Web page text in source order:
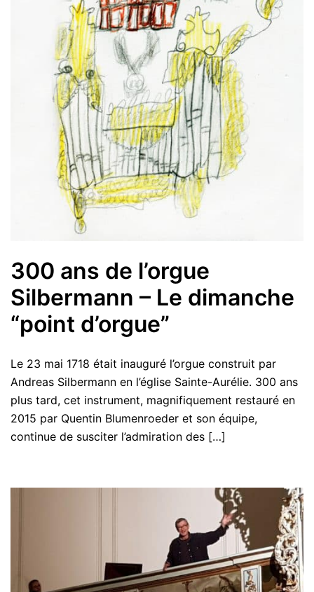
300 ans de l’orgue
Silbermann – Le dimanche
“point d’orgue”
Le 23 mai 1718 était inauguré l’orgue construit par
Andreas Silbermann en l’église Sainte-Aurélie. 300 ans
plus tard, cet instrument, magnifiquement restauré en
2015 par Quentin Blumenroeder et son équipe,
continue de susciter l’admiration des […]